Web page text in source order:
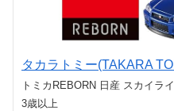
タカラトミー(TAKARA
トミカREBORN 日産 スカイラ
3歳以上